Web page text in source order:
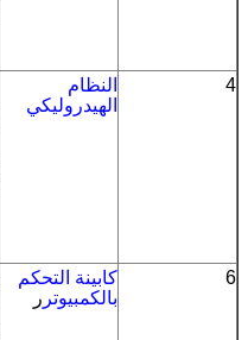
4
النظام
الهيدروليكي
6
كابينة التحكم
بالكمبيوتر ر